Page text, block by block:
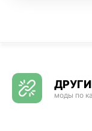
моды по